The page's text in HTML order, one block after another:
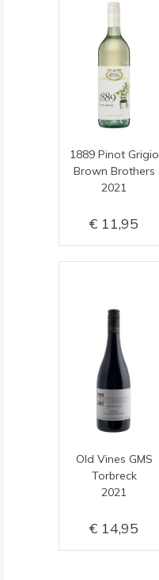
1889 Pinot Grigio
Brown Brothers
2021
11,95
Old Vines GMS
Torbreck
2021
14,95